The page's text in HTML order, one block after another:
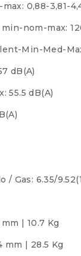
0,88-3,81-
nom-max:
Min-Med-
dB(A)
55.5 dB(A)
Gas: 6.35/
| 10.7 Kg
mm | 28.5 Kg